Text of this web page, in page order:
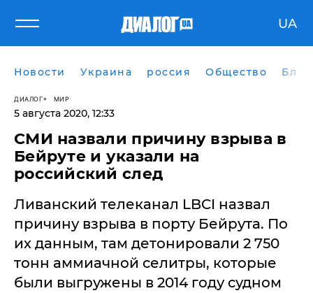
UA
Новости Украина россия Общество
ДИАЛОГ МИР
5 августа 2020, 12:33
СМИ назвали причину взрыва в
Бейруте и указали на
российский след
Ливанский телеканал LBCI назвал
причину взрыва в порту Бейрута. По
их данным, там детонировали 2 750
тонн аммиачной селитры, которые
были выгружены в 2014 году судном